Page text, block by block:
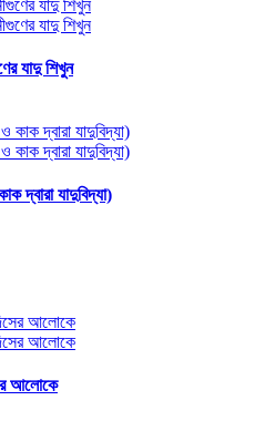
যাদু শিখুন
দ্বারা যাদুবিদ্যা)
আলোকে